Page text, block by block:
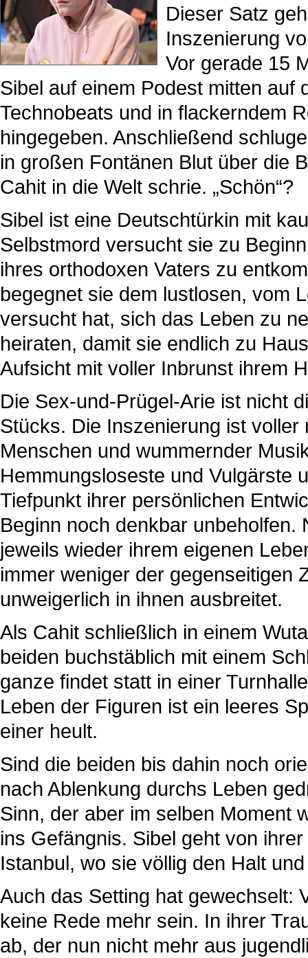
Dieser Satz
Inszenierung
Vor gerade 15
Sibel auf einem Podest mitten auf
Technobeats und in flackerndem
hingegeben. Anschließend
in großen Fontänen Blut über die
Cahit in die Welt schrie. „Schön“?
Sibel ist eine Deutschtürkin mit
Selbstmord versucht sie zu
ihres orthodoxen Vaters zu
begegnet sie dem lustlosen, vom
versucht hat, sich das Leben zu
heiraten, damit sie endlich zu
Aufsicht mit voller Inbrunst ihrem
Die Sex-und-Prügel-Arie ist nicht
Stücks. Die Inszenierung ist
Menschen und wummernder
Hemmungsloseste und Vulgärste
Tiefpunkt ihrer persönlichen
Beginn noch denkbar
jeweils wieder ihrem eigenen
immer weniger der gegenseitigen
unweigerlich in ihnen ausbreitet.
Als Cahit schließlich in einem
beiden buchstäblich mit einem
ganze findet statt in einer
Leben der Figuren ist ein leeres
einer heult.
Sind die beiden bis dahin noch
nach Ablenkung durchs Leben
Sinn, der aber im selben Moment
ins Gefängnis. Sibel geht von
Istanbul, wo sie völlig den Halt
Auch das Setting hat gewechselt:
keine Rede mehr sein. In ihrer
ab, der nun nicht mehr aus